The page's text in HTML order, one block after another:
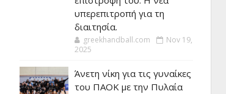
υπερεπιτροπή για τη
διαιτησία.
greekhandball.com
Nov 19,
2025
Άνετη νίκη για τις γυναίκες
του ΠΑΟΚ με την Πυλαία